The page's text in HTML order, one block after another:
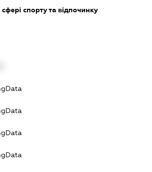
сфері спорту та відпочинку